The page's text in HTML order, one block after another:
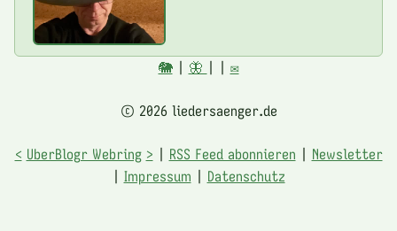
🐘| 🦋 | | ✉️
© 2026 liedersaenger.de
< UberBlogr Webring > | RSS Feed abonnieren | Newsletter
| Impressum | Datenschutz